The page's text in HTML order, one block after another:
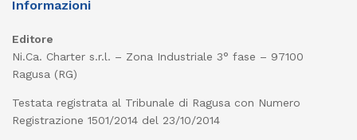
Informazioni
Editore
Ni.Ca. Charter s.r.l. – Zona Industriale 3° fase – 97100
Ragusa (RG)
Testata registrata al Tribunale di Ragusa con Numero
Registrazione 1501/2014 del 23/10/2014